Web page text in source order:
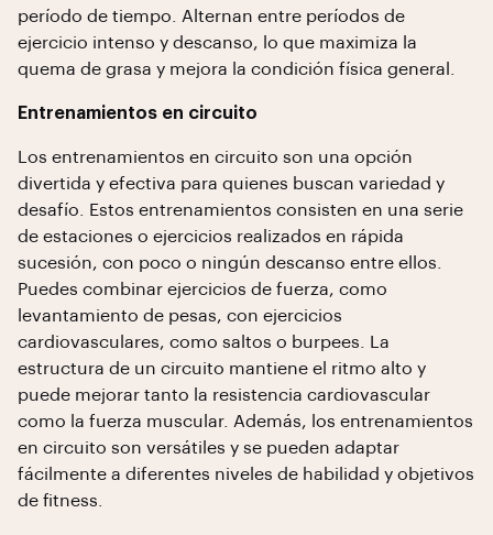
período de tiempo. Alternan entre períodos de
ejercicio intenso y descanso, lo que maximiza la
quema de grasa y mejora la condición física general.
Entrenamientos en circuito
Los entrenamientos en circuito son una opción
divertida y efectiva para quienes buscan variedad y
desafío. Estos entrenamientos consisten en una serie
de estaciones o ejercicios realizados en rápida
sucesión, con poco o ningún descanso entre ellos.
Puedes combinar ejercicios de fuerza, como
levantamiento de pesas, con ejercicios
cardiovasculares, como saltos o burpees. La
estructura de un circuito mantiene el ritmo alto y
puede mejorar tanto la resistencia cardiovascular
como la fuerza muscular. Además, los entrenamientos
en circuito son versátiles y se pueden adaptar
fácilmente a diferentes niveles de habilidad y objetivos
de fitness.